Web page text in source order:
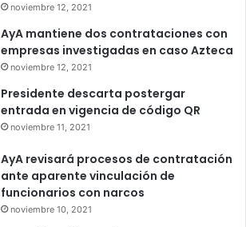
noviembre 12, 2021
AyA mantiene dos contrataciones con
empresas investigadas en caso Azteca
noviembre 12, 2021
Presidente descarta postergar
entrada en vigencia de código QR
noviembre 11, 2021
AyA revisará procesos de contratación
ante aparente vinculación de
funcionarios con narcos
noviembre 10, 2021